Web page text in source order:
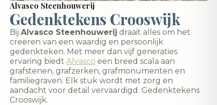
Alvasco Steenhouwerij
Gedenktekens Crooswijk
Bij Alvasco Steenhouwerij draait alles om het
creëren van een waardig en persoonlijk
gedenkteken. Met meer dan vijf generaties
ervaring biedt Alvasco een breed scala aan
grafstenen, grafzerken, grafmonumenten en
familiegraven. Elk stuk wordt met zorg en
aandacht voor detail vervaardigd. Gedenktekens
Crooswijk.